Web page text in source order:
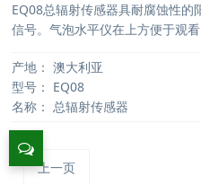
EQ08总辐射传感器具耐腐蚀性的
信号。气泡水平仪在上方便于观看
产地： 澳大利亚
型号： EQ08
名称： 总辐射传感器
上一页